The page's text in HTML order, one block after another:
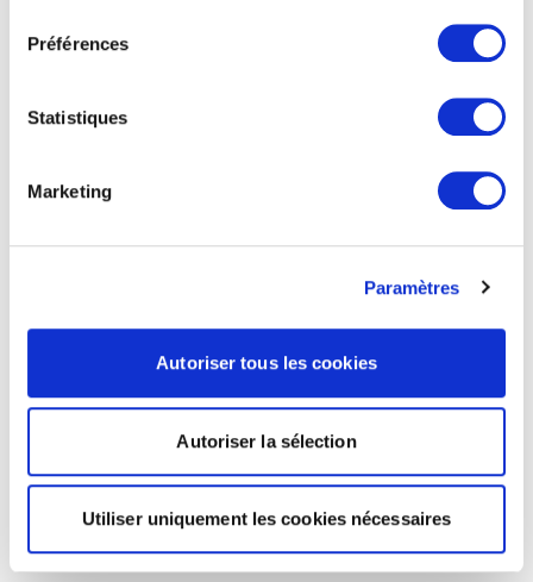
Préférences
Statistiques
Marketing
Paramètres
Autoriser tous les cookies
Autoriser la sélection
Utiliser uniquement les cookies nécessaires